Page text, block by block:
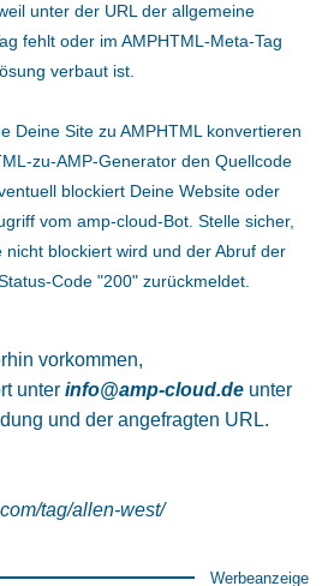
unter der URL der allgemeine
fehlt oder im AMPHTML-Meta-Tag
verbaut ist.
Deine Site zu AMPHTML konvertieren
zu-AMP-Generator den Quellcode
blockiert Deine Website oder
vom amp-cloud-Bot. Stelle sicher,
nicht blockiert wird und der Abruf der
Code "200" zurückmeldet.
vorkommen,
unter info@amp-cloud.de unter
und der angefragten URL.
tag/allen-west/
Werbeanzeige